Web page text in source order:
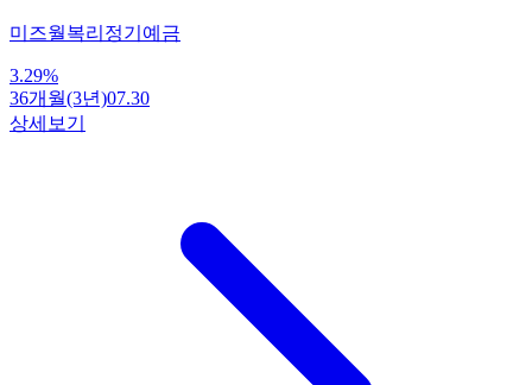
미즈월복리정기예금
3.29%
36개월(3년)07.30
상세보기